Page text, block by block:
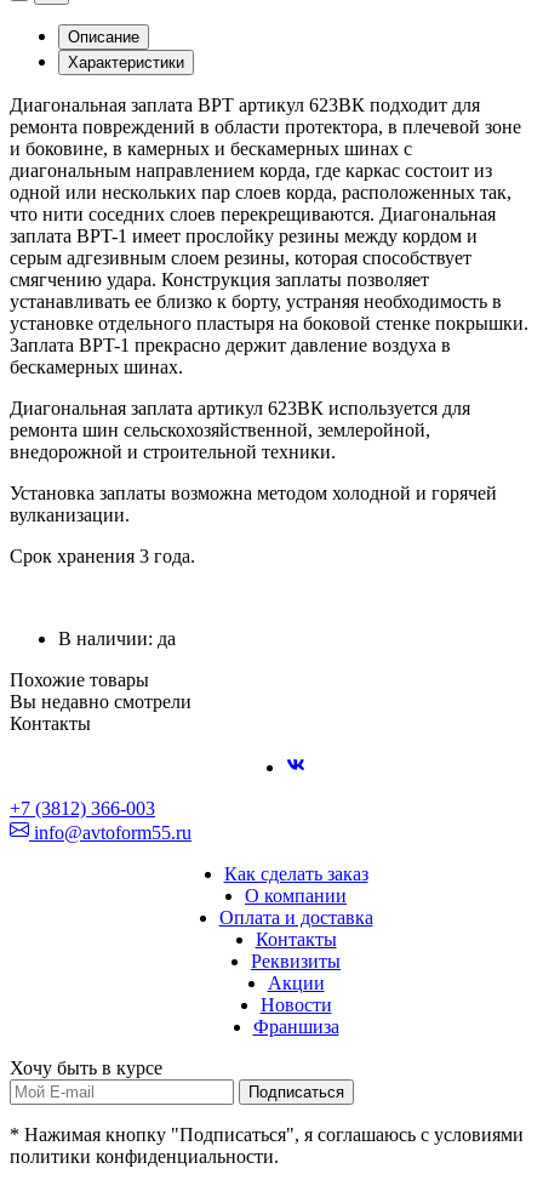
Описание
Характеристики
Диагональная заплата BPT артикул 623ВК подходит для
ремонта повреждений в области протектора, в плечевой зоне
и боковине, в камерных и бескамерных шинах с
диагональным направлением корда, где каркас состоит из
одной или нескольких пар слоев корда, расположенных так,
что нити соседних слоев перекрещиваются. Диагональная
заплата BPT-1 имеет прослойку резины между кордом и
серым адгезивным слоем резины, которая способствует
смягчению удара. Конструкция заплаты позволяет
устанавливать ее близко к борту, устраняя необходимость в
установке отдельного пластыря на боковой стенке покрышки.
Заплата ВPT-1 прекрасно держит давление воздуха в
бескамерных шинах.
Диагональная заплата артикул 623ВК используется для
ремонта шин сельскохозяйственной, землеройной,
внедорожной и строительной техники.
Установка заплаты возможна методом холодной и горячей
вулканизации.
Срок хранения 3 года.
В наличии: да
Похожие товары
Вы недавно смотрели
Контакты
+7 (3812) 366-003
info@avtoform55.ru
Как сделать заказ
О компании
Оплата и доставка
Контакты
Реквизиты
Акции
Новости
Франшиза
Хочу быть в курсе
Подписаться
* Нажимая кнопку "Подписаться", я соглашаюсь с условиями
политики конфиденциальности.